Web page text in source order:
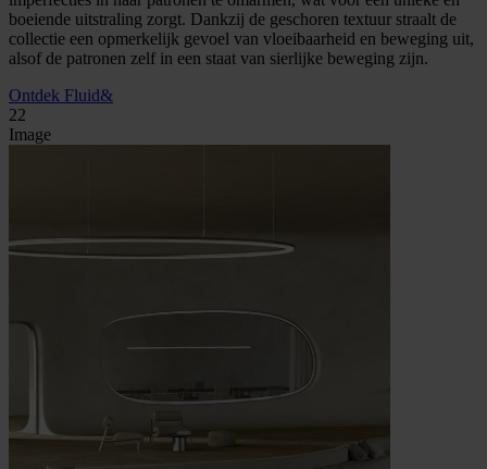
boeiende uitstraling zorgt. Dankzij de geschoren textuur straalt de
collectie een opmerkelijk gevoel van vloeibaarheid en beweging uit,
alsof de patronen zelf in een staat van sierlijke beweging zijn.
Ontdek Fluid&
22
Image